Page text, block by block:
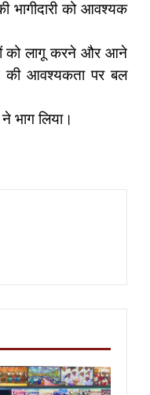
भागीदारी को आवश्यक
को लागू करने और आने
की आवश्यकता पर बल
भाग लिया।